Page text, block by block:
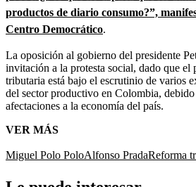
productos de diario consumo?”,
Centro Democrático.
La oposición al gobierno del presidente
invitación a la protesta social, dado que el
tributaria está bajo el escrutinio de varios
del sector productivo en Colombia, debido
afectaciones a la economía del país.
VER MÁS
Miguel Polo PoloAlfonso PradaReforma